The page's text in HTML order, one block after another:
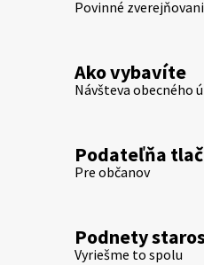
Povinné
Ako vybavíte
Návšteva obecného
Podateľňa
Pre občanov
Podnety
Vyriešme to spolu